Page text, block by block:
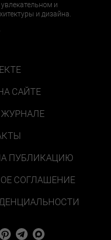
и
и дизайна.
САЙТЕ
ПУБЛИКАЦИЮ
СОГЛАШЕНИЕ